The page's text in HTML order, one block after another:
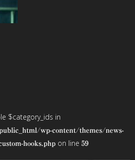
$category_ids in
wp-content/themes/news-
hooks.phpon line 59